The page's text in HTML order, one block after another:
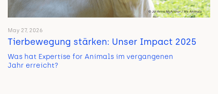
May 27, 2026
Tierbewegung stärken: Unser Impact 2025
Was hat Expertise for Animals im vergangenen
Jahr erreicht?